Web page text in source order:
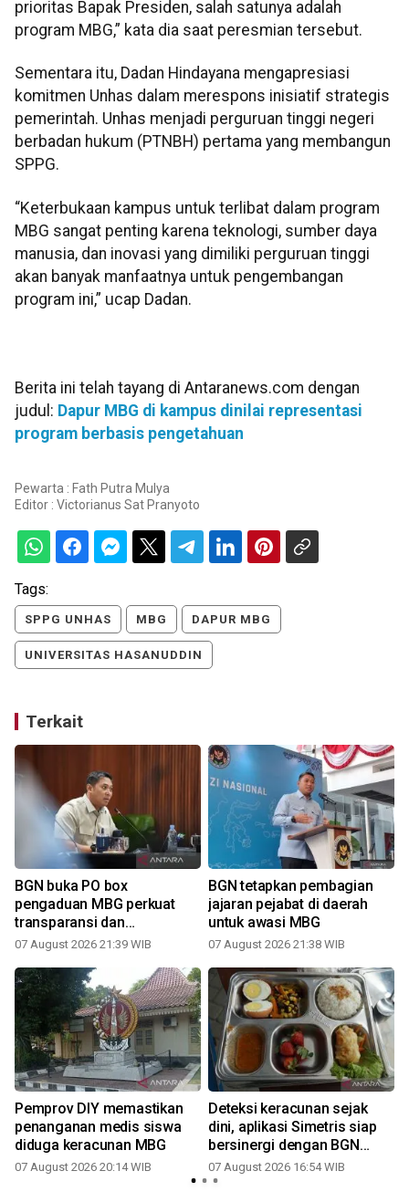
prioritas Bapak Presiden, salah satunya adalah
program MBG,” kata dia saat peresmian tersebut.
Sementara itu, Dadan Hindayana mengapresiasi
komitmen Unhas dalam merespons inisiatif strategis
pemerintah. Unhas menjadi perguruan tinggi negeri
berbadan hukum (PTNBH) pertama yang membangun
SPPG.
“Keterbukaan kampus untuk terlibat dalam program
MBG sangat penting karena teknologi, sumber daya
manusia, dan inovasi yang dimiliki perguruan tinggi
akan banyak manfaatnya untuk pengembangan
program ini,” ucap Dadan.
Berita ini telah tayang di Antaranews.com dengan
judul: Dapur MBG di kampus dinilai representasi
program berbasis pengetahuan
Pewarta : Fath Putra Mulya
Editor : Victorianus Sat Pranyoto
Tags:
SPPG UNHAS MBG DAPUR MBG
UNIVERSITAS HASANUDDIN
Terkait
BGN buka PO box
pengaduan MBG perkuat
transparansi dan
pengawasan
07 August 2026 21:39 WIB
BGN tetapkan pembagian
jajaran pejabat di daerah
untuk awasi MBG
07 August 2026 21:38 WIB
Pemprov DIY memastikan
penanganan medis siswa
diduga keracunan MBG
07 August 2026 20:14 WIB
Deteksi keracunan sejak
dini, aplikasi Simetris siap
bersinergi dengan BGN
pantau alur MBG dari hulu ke
hilir
07 August 2026 16:54 WIB